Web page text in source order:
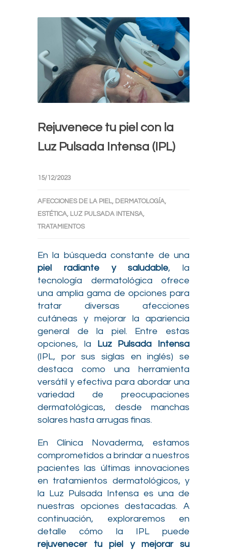
Rejuvenece tu piel con la
Luz Pulsada Intensa (IPL)
15/12/2023
AFECCIONES DE LA PIEL, DERMATOLOGÍA,
ESTÉTICA, LUZ PULSADA INTENSA,
TRATAMIENTOS
En la búsqueda constante de una
piel radiante y saludable, la
tecnología dermatológica ofrece
una amplia gama de opciones para
tratar diversas afecciones
cutáneas y mejorar la apariencia
general de la piel. Entre estas
opciones, la
Luz Pulsada Intensa
(IPL, por sus siglas en inglés) se
destaca como una herramienta
versátil y efectiva para abordar una
variedad de preocupaciones
dermatológicas, desde manchas
solares hasta arrugas finas.
En Clínica Novaderma, estamos
comprometidos a brindar a nuestros
pacientes las últimas innovaciones
en tratamientos dermatológicos, y
la Luz Pulsada Intensa es una de
nuestras opciones destacadas. A
continuación, exploraremos en
detalle cómo la IPL puede
rejuvenecer tu piel y mejorar su